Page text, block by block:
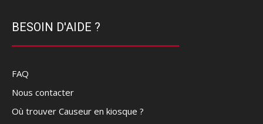
BESOIN D'AIDE ?
FAQ
Nous contacter
Où trouver Causeur en kiosque ?